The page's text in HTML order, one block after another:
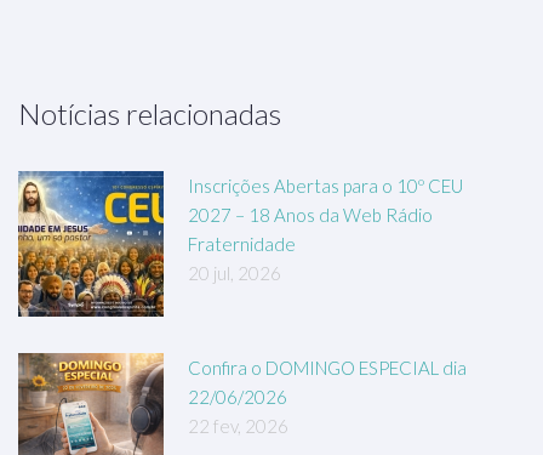
Notícias relacionadas
Inscrições Abertas para o 10º CEU
2027 – 18 Anos da Web Rádio
Fraternidade
20 jul, 2026
Confira o DOMINGO ESPECIAL dia
22/06/2026
22 fev, 2026